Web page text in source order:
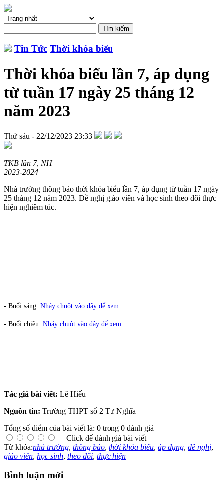
Tin Tức Thời khóa biểu
Thời khóa biểu lần 7, áp dụng
từ tuần 17 ngày 25 tháng 12
năm 2023
Thứ sáu - 22/12/2023 23:33
TKB lần 7, NH
2023-2024
Nhà trường thông báo thời khóa biểu lần 7, áp dụng từ tuần 17 ngày
25 tháng 12 năm 2023. Đề nghị giáo viên và học sinh theo dõi thực
hiện nghiêm túc.
- Buổi sáng: Nháy chuột vào đây để xem
- Buổi chiều: Nháy chuột vào đây để xem
Tác giả bài viết: Lê Hiếu
Nguồn tin: Trường THPT số 2 Tư Nghĩa
Tổng số điểm của bài viết là: 0 trong 0 đánh giá
Click để đánh giá bài viết
Từ khóa:nhà trường, thông báo, thời khóa biểu, áp dụng, đề nghị,
giáo viên, học sinh, theo dõi, thực hiện
Bình luận mới